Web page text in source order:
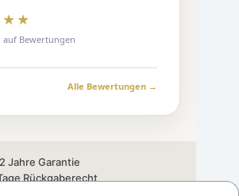
auf Bewertungen
Alle Bewertungen →
2 Jahre Garantie
Rückgaberecht